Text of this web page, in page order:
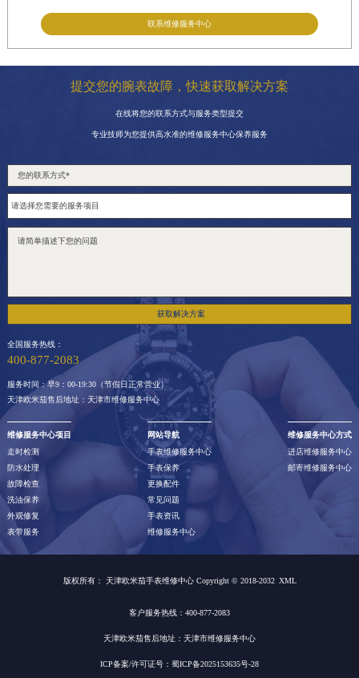
联系维修服务中心
提交您的腕表故障，快速获取解决方案
在线将您的联系方式与服务类型提交
专业技师为您提供高水准的维修服务中心保养服务
获取解决方案
全国服务热线：
400-877-2083
服务时间：早9：00-19:30（节假日正常营业）
天津欧米茄售后地址：天津市维修服务中心
维修服务中心项目
走时检测
防水处理
故障检查
洗油保养
外观修复
表带服务
网站导航
手表维修服务中心
手表保养
更换配件
常见问题
手表资讯
维修服务中心
维修服务中心方式
进店维修服务中心
邮寄维修服务中心
版权所有： 天津欧米茄手表维修中心 Copyright © 2018-2032 XML
客户服务热线：400-877-2083
天津欧米茄售后地址：天津市维修服务中心
ICP备案/许可证号：蜀ICP备2025153635号-28